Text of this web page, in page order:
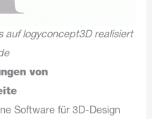
auf logyconcept3D realisiert
von
Software für 3D-Design